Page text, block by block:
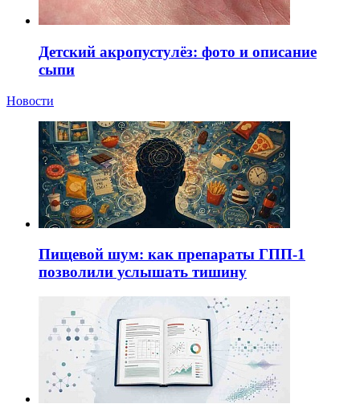
Детский акропустулёз: фото и описание
сыпи
Новости
Пищевой шум: как препараты ГПП-1
позволили услышать тишину